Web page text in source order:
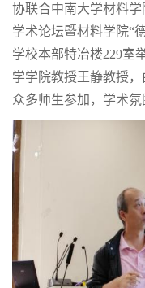
协联合中南大学材料
学术论坛暨材料学院“
学校本部特冶楼229室
学学院教授王静教授
众多师生参加，学术氛